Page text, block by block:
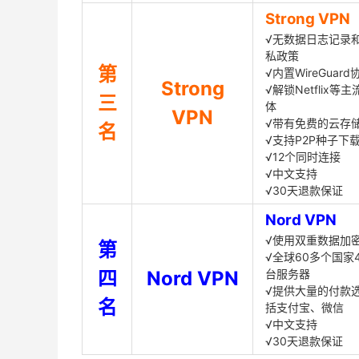
第
三
名
Strong
VPN
Strong VPN
√无数据日志记录
私政策
√内置WireGuard
√解锁Netflix等主
体
√带有免费的云存
√支持P2P种子下
√12个同时连接
√中文支持
√30天退款保证
第
四
名
Nord VPN
Nord VPN
√使用双重数据加
√全球60多个国家
台服务器
√提供大量的付款
括支付宝、微信
√中文支持
√30天退款保证